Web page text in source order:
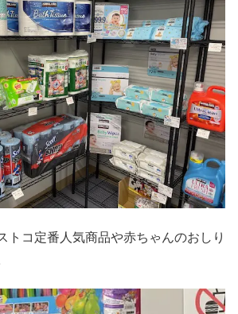
トコ定番人気商品や赤ちゃんのおしり